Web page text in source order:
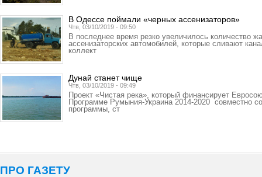
В Одессе поймали «черных ассенизаторов»
Чтв, 03/10/2019 - 09:50
В последнее время резко увеличилось количество
ассенизаторских автомобилей, которые сливают
коллект
Дунай станет чище
Чтв, 03/10/2019 - 09:49
Проект «Чистая река», который финансирует
Программе Румыния-Украина 2014-2020 совместно
программы, ст
ПРО ГАЗЕТУ